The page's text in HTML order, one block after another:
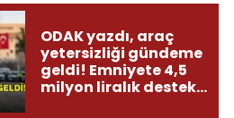
ODAK yazdı, araç
yetersizliği gündeme
geldi! Emniyete 4,5
milyon liralık destek